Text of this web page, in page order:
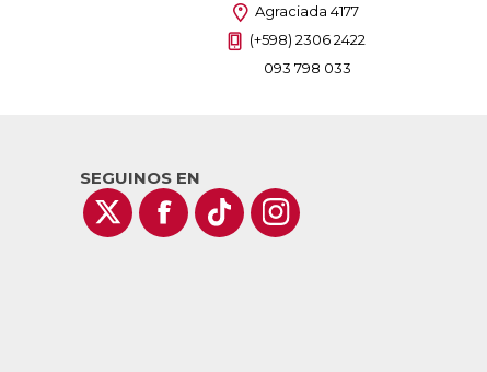
Agraciada 4177
(+598) 2306 2422
093 798 033
SEGUINOS EN